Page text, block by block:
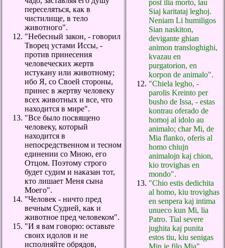
переселяться, как в
чистилище, в тело
животного".
"Небесный закон, - говорил
Творец устами Иссы, -
против принесения
человеческих жертв
истукану или животному;
ибо Я, со Своей стороны,
принес в жертву человеку
всех животных и все, что
находится в мире".
"Все было посвящено
человеку, который
находится в
непосредственном и тесном
единении со Мною, его
Отцом. Поэтому строго
будет судим и наказан тот,
кто лишает Меня сына
Моего".
"Человек - ничто пред
вечным Судией, как и
животное пред человеком".
"И я вам говорю: оставьте
своих идолов и не
исполняйте обрядов,
post ilia morto, lau
Siaj karitataj leghoj.
Neniam Li humiligos
Sian naskiton,
devigante ghian
animon transloghighi,
kvazau en
purgatorion, en
korpon de animalo".
"Chiela legho, -
parolis Kreinto per
busho de Issa, - estas
kontrau oferado de
homoj al idolo au
animalo; char Mi, de
Mia flanko, oferis al
homo chiujn
animalojn kaj chion,
kio trovighas en
mondo".
"Chio estis dedichita
al homo, kiu trovighas
en senpera kaj intima
unueco kun Mi, lia
Patro. Tial severe
jughita kaj punita
estos tiu, kiu senigas
Min je filo Mia".